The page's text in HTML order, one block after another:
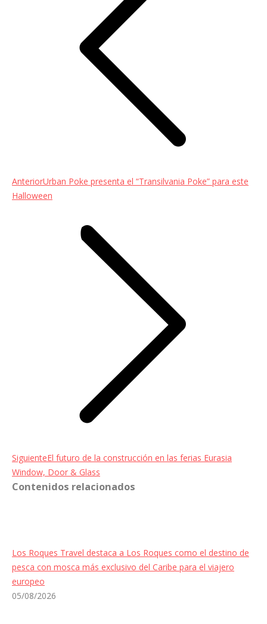
AnteriorEntrada
anterior:
Urban Poke presenta el “Transilvania Poke” para este
Halloween
SiguienteEntrada
siguiente:
El futuro de la construcción en las ferias Eurasia
Window, Door & Glass
Contenidos relacionados
Los Roques Travel destaca a Los Roques como el destino de
pesca con mosca más exclusivo del Caribe para el viajero
europeo
05/08/2026